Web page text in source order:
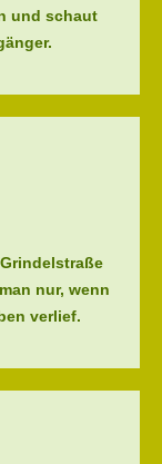
und schaut
nur, wenn
verlief.